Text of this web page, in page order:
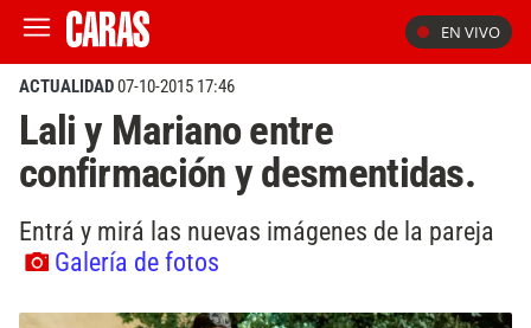
EN VIVO
ACTUALIDAD07-10-2015 17:46
Lali y Mariano entre
confirmación y desmentidas.
Entrá y mirá las nuevas imágenes de la pareja
Galería de fotos